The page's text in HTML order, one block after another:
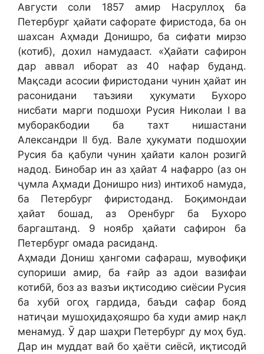
Августи соли 1857 амир Насруллоҳ ба
Петербург ҳайати сафорате фиристода, ба он
шахсан Аҳмади Донишро, ба сифати мирзо
(котиб), дохил намудааст. «Ҳайати сафирон
дар аввал иборат аз 40 нафар буданд.
Мақсади асосии фиристодани чунин ҳайат ин
расонидани таъзияи ҳукумати Бухоро
нисбати марги подшоҳи Русия Николаи I ва
муборакбодии ба тахт нишастани
Александри II буд. Вале ҳукумати подшоҳии
Русия ба қабули чунин ҳайати калон розигӣ
надод. Бинобар ин аз ҳайат 4 нафарро (аз он
ҷумла Аҳмади Донишро низ) интихоб намуда,
ба Петербург фиристоданд. Боқимондаи
ҳайат бошад, аз Оренбург ба Бухоро
баргаштанд. 9 ноябр ҳайати сафирон ба
Петербург омада расиданд.
Аҳмади Дониш ҳангоми сафараш, мувофиқи
супориши амир, ба ғайр аз адои вазифаи
котибӣ, боз аз вазъи иқтисодию сиёсии Русия
ба хубӣ огоҳ гардида, баъди сафар бояд
натиҷаи мушоҳидаҳояшро ба худи амир нақл
менамуд. Ӯ дар шаҳри Петербург ду моҳ буд.
Дар ин муддат вай бо ҳаёти сиёсӣ, иқтисодӣ